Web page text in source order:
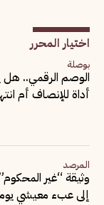
اختيار المحرر
بوصلة
الوصم الرقمي.. هل
أداة للإنصاف أم
المرصد
وثيقة “غير
إلى عبء معيشي